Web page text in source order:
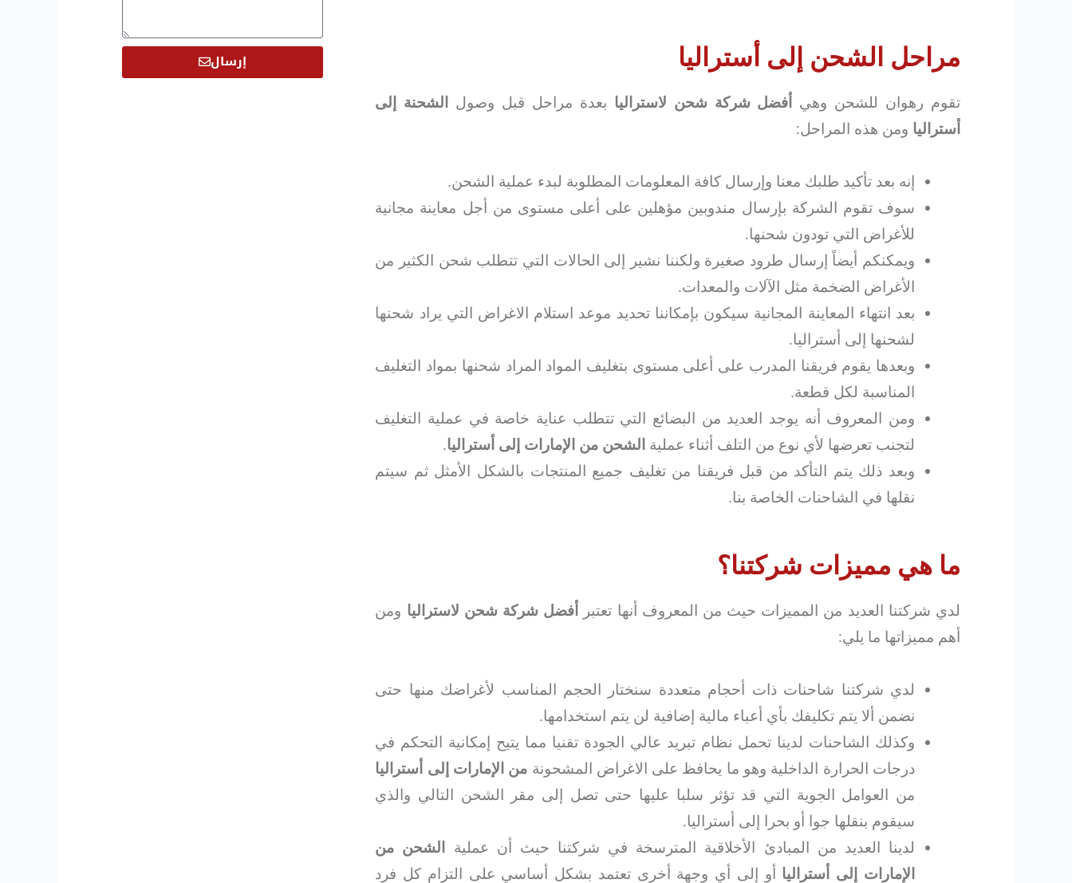
مراحل الشحن إلى أستراليا
تقوم رهوان للشحن وهي أفضل شركة شحن لاستراليا بعدة مراحل قبل وصول
الشحنة إلى
أستراليا ومن هذه المراحل:
إنه بعد تأكيد طلبك معنا وإرسال كافة المعلومات المطلوبة لبدء عملية الشحن.
سوف تقوم الشركة بإرسال مندوبين مؤهلين على أعلى مستوى من أجل معاينة مجانية
للأغراض التي تودون شحنها.
ويمكنكم أيضاً إرسال طرود صغيرة ولكننا نشير إلى الحالات التي تتطلب شحن الكثير من
الأغراض الضخمة مثل الآلات والمعدات.
بعد انتهاء المعاينة المجانية سيكون بإمكاننا تحديد موعد استلام الاغراض التي يراد شحنها
لشحنها إلى أستراليا.
وبعدها يقوم فريقنا المدرب على أعلى مستوى بتغليف المواد المراد شحنها بمواد التغليف
المناسبة لكل قطعة.
ومن المعروف أنه يوجد العديد من البضائع التي تتطلب عناية خاصة في عملية التغليف
لتجنب تعرضها لأي نوع من التلف أثناء عملية الشحن من الإمارات إلى أستراليا.
وبعد ذلك يتم التأكد من قبل فريقنا من تغليف جميع المنتجات بالشكل الأمثل ثم سيتم
نقلها في الشاحنات الخاصة بنا.
ما هي مميزات شركتنا؟
لدي شركتنا العديد من المميزات حيث من المعروف أنها تعتبر أفضل شركة شحن لاستراليا ومن
أهم مميزاتها ما يلي:
لدي شركتنا شاحنات ذات أحجام متعددة سنختار الحجم المناسب لأغراضك منها حتى
نضمن ألا يتم تكليفك بأي أعباء مالية إضافية لن يتم استخدامها.
وكذلك الشاحنات لدينا تحمل نظام تبريد عالي الجودة تقنيا مما يتيح إمكانية التحكم في
درجات الحرارة الداخلية وهو ما يحافظ على الاغراض المشحونة من الإمارات إلى أستراليا
من العوامل الجوية التي قد تؤثر سلبا عليها حتى تصل إلى مقر الشحن التالي والذي
سيقوم بنقلها جوا أو بحرا إلى أستراليا.
لدينا العديد من المبادئ الأخلاقية المترسخة في شركتنا حيث أن عملية
الشحن من
الإمارات إلى أستراليا أو إلى أي وجهة أخرى تعتمد بشكل أساسي على التزام كل فرد
إرسال